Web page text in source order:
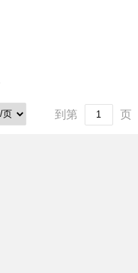
到第 页